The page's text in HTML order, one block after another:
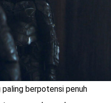
berpotensi penuh